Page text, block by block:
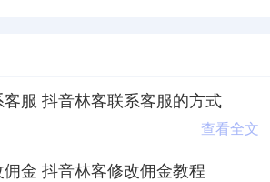
服 抖音林客联系客服的方式
查看全文
金 抖音林客修改佣金教程